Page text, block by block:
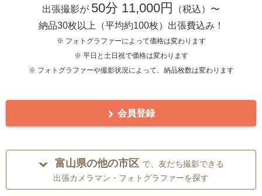
出張撮影が 50分 11,000円
（税込）〜
納品30枚以上（平均約100枚）出張費込み！
※ フォトグラファーによって価格は変わります
※ 平日と土日祝で価格は変わります
※ フォトグラファーや撮影状況によって、納品枚数は変わります
会員登録
富山県の他の市区 で、友だち撮影できる
出張カメラマン・フォトグラファーを探す